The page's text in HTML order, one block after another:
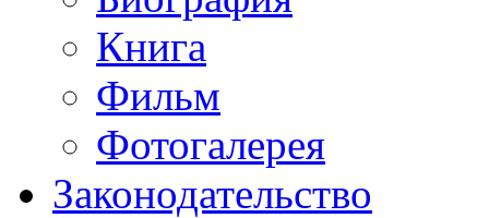
Книга
Фильм
Фотогалерея
Законодательство